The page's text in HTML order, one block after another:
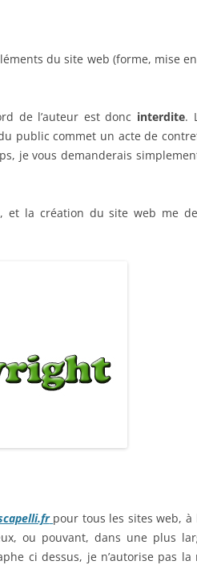
du site web (forme, mise
de l’auteur est donc interdite.
public commet un acte de
je vous demanderais
et la création du site web me
pour tous les sites web, à
ou pouvant, dans une plus
ci dessus, je n’autorise pas